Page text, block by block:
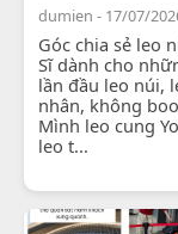
dumien - 17/07/
Góc chia sẻ leo
Sĩ dành cho
lần đầu leo núi,
nhân, không
Mình leo cung
leo t...